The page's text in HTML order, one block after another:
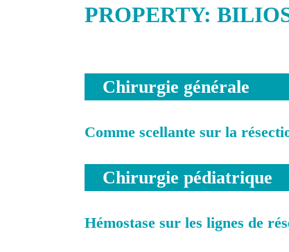
PROPERTY:
Chirurgie générale
Comme scellante sur la
Chirurgie pédiatrique
Hémostase sur les lignes de